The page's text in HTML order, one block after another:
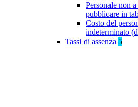
Personale non
pubblicare in
Costo del
indeterminato
Tassi di assenza 5